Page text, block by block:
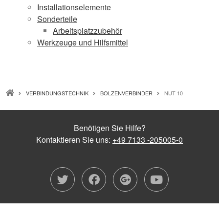
Installationselemente
Sonderteile
Arbeitsplatzzubehör
Werkzeuge und Hilfsmittel
PFADNAVIGATION
VERBINDUNGSTECHNIK BOLZENVERBINDER NUT 10
Benötigen Sie Hilfe?
Kontaktieren Sie uns: +49 7133 -205005-0
twitterfacebook
google-